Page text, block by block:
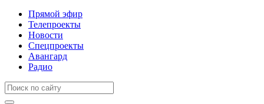
Прямой эфир
Телепроекты
Новости
Спецпроекты
Авангард
Радио